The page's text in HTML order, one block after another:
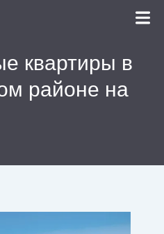
квартиры в
районе на